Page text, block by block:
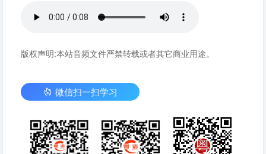
版权声明:本站音频文件严禁转载或者其它商业用途。
微信扫一扫学习